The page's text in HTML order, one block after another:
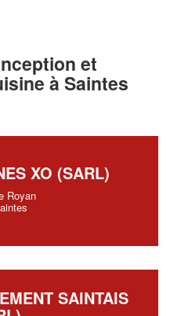
et
à Saintes
XO (SARL)
Royan
SAINTAIS